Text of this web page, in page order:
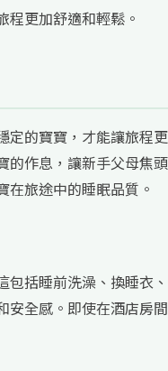
更加舒適和輕鬆。
定的寶寶，才能讓旅程
的作息，讓新手父母焦
旅途中的睡眠品質。
包括睡前洗澡、換睡衣
安全感。即使在酒店房